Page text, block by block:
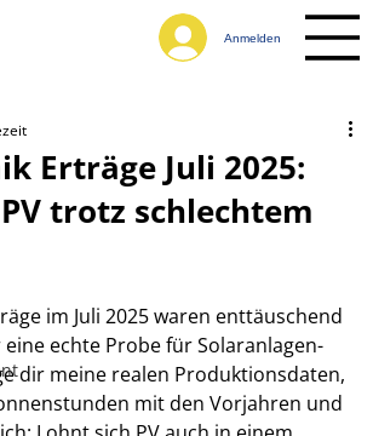
Anmelden
Erträge Juli 2025:
trotz schlechtem
im Juli 2025 waren enttäuschend
echte Probe für Solaranlagen-
dir meine realen Produktionsdaten,
mit den Vorjahren und